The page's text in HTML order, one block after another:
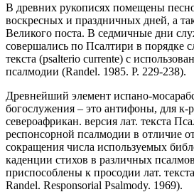
В древних рукописях помещены
воскресных и праздничных дней, а
Великого поста. В седмичные дни
совершались по Псалтири в порядке
текста (psalterio currente) с
псалмодии (Randel. 1985. P. 229-238).
Древнейший элемент испано-
богослужения – это антифоны, для к-
североафрикан. версия лат. текста
респонсорной псалмодии в отличие
сокращения числа используемых
каденции стихов в различных
приспособлены к просодии лат.
Randel. Responsorial Psalmody. 1969).